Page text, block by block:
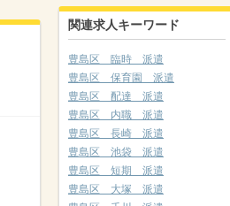
関連求人キーワード
豊島区 臨時 派遣
豊島区 保育園 派遣
豊島区 配達 派遣
豊島区 内職 派遣
豊島区 長崎 派遣
豊島区 池袋 派遣
豊島区 短期 派遣
豊島区 大塚 派遣